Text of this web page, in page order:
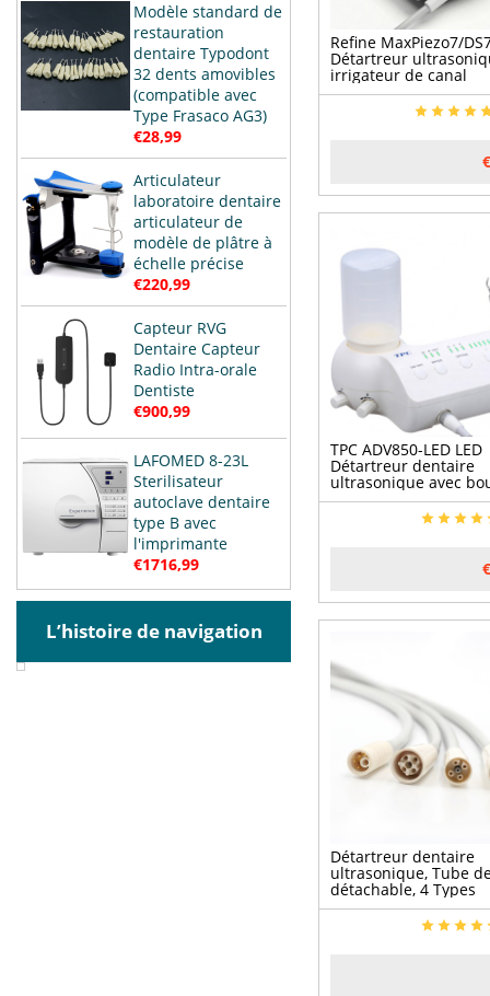
Modèle standard de
restauration
dentaire Typodont
32 dents amovibles
(compatible avec
Type Frasaco AG3)
€28,99
Articulateur
laboratoire dentaire
articulateur de
modèle de plâtre à
échelle précise
€220,99
Capteur RVG
Dentaire Capteur
Radio Intra-orale
Dentiste
€900,99
LAFOMED 8-23L
Sterilisateur
autoclave dentaire
type B avec
l'imprimante
€1716,99
L’histoire de navigation
Refine MaxPiezo7/
Détartreur
irrigateur de canal
radiculaire
TPC ADV850-LED LED
Détartreur dentaire
ultrasonique avec
d'eau
Détartreur dentaire
ultrasonique, Tube
détachable, 4 Types
(Compatible
Woodpecker/EMS/